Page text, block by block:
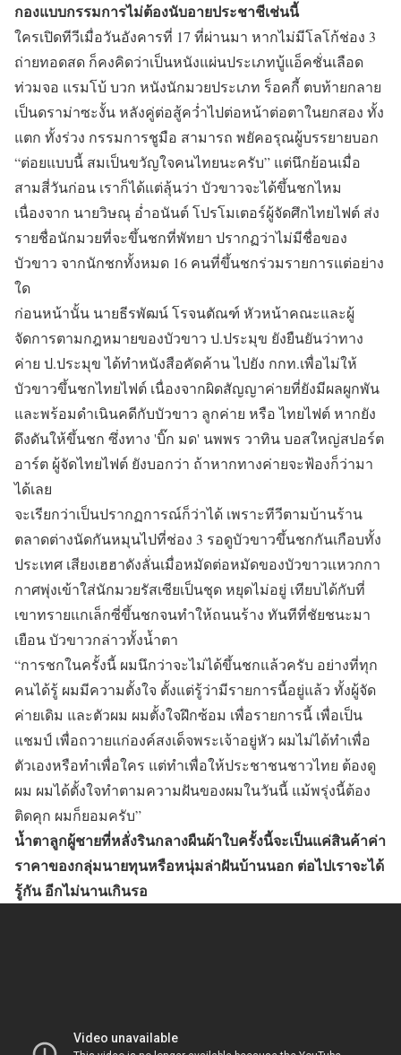
กองแบบกรรมการไม่ต้องนับอายประชาชีเช่นนี้
ใครเปิดทีวีเมื่อวันอังคารที่ 17 ที่ผ่านมา หากไม่มีโลโก้ช่อง 3
ถ่ายทอดสด ก็คงคิดว่าเป็นหนังแผ่นประเภทบู้แอ็คชั่นเลือด
ท่วมจอ แรมโบ้ บวก หนังนักมวยประเภท ร็อคกี้ ตบท้ายกลาย
เป็นดราม่าซะงั้น หลังคู่ต่อสู้คว่ำไปต่อหน้าต่อตาในยกสอง ทั้ง
แตก ทั้งร่วง กรรมการชูมือ สามารถ พยัคอรุณผู้บรรยายบอก
“ต่อยแบบนี้ สมเป็นขวัญใจคนไทยนะครับ” แต่นึกย้อนเมื่อ
สามสี่วันก่อน เราก็ได้แต่ลุ้นว่า บัวขาวจะได้ขึ้นชกไหม
เนื่องจาก นายวิษณุ อ่ำอนันต์ โปรโมเตอร์ผู้จัดศึกไทยไฟต์ ส่ง
รายชื่อนักมวยที่จะขึ้นชกที่พัทยา ปรากฏว่าไม่มีชื่อของ
บัวขาว จากนักชกทั้งหมด 16 คนที่ขึ้นชกร่วมรายการแต่อย่าง
ใด
ก่อนหน้านั้น นายธีรพัฒน์ โรจนตัณฑ์ หัวหน้าคณะและผู้
จัดการตามกฎหมายของบัวขาว ป.ประมุข ยังยืนยันว่าทาง
ค่าย ป.ประมุข ได้ทำหนังสือคัดค้าน ไปยัง กกท.เพื่อไม่ให้
บัวขาวขึ้นชกไทยไฟต์ เนื่องจากผิดสัญญาค่ายที่ยังมีผลผูกพัน
และพร้อมดำเนินคดีกับบัวขาว ลูกค่าย หรือ ไทยไฟต์ หากยัง
ดึงดันให้ขึ้นชก ซึ่งทาง 'บิ๊ก มด' นพพร วาทิน บอสใหญ่สปอร์ต
อาร์ต ผู้จัดไทยไฟต์ ยังบอกว่า ถ้าหากทางค่ายจะฟ้องก็ว่ามา
ได้เลย
จะเรียกว่าเป็นปรากฏการณ์ก็ว่าได้ เพราะทีวีตามบ้านร้าน
ตลาดต่างนัดกันหมุนไปที่ช่อง 3 รอดูบัวขาวขึ้นชกกันเกือบทั้ง
ประเทศ เสียงเฮฮาดังลั่นเมื่อหมัดต่อหมัดของบัวขาวแหวกกา
กาศพุ่งเข้าใส่นักมวยรัสเซียเป็นชุด หยุดไม่อยู่ เทียบได้กับที่
เขาทรายแกเล็กซี่ขึ้นชกจนทำให้ถนนร้าง ทันทีที่ชัยชนะมา
เยือน บัวขาวกล่าวทั้งน้ำตา
“การชกในครั้งนี้ ผมนึกว่าจะไม่ได้ขึ้นชกแล้วครับ อย่างที่ทุก
คนได้รู้ ผมมีความตั้งใจ ตั้งแต่รู้ว่ามีรายการนี้อยู่แล้ว ทั้งผู้จัด
ค่ายเดิม และตัวผม ผมตั้งใจฝึกซ้อม เพื่อรายการนี้ เพื่อเป็น
แชมป์ เพื่อถวายแก่องค์สงเด็จพระเจ้าอยู่หัว ผมไม่ได้ทำเพื่อ
ตัวเองหรือทำเพื่อใคร แต่ทำเพื่อให้ประชาชนชาวไทย ต้องดู
ผม ผมได้ตั้งใจทำตามความฝันของผมในวันนี้ แม้พรุ่งนี้ต้อง
ติดคุก ผมก็ยอมครับ”
น้ำตาลูกผู้ชายที่หลั่งรินกลางผืนผ้าใบครั้งนี้จะเป็นแค่สินค้าค่า
ราคาของกลุ่มนายทุนหรือหนุ่มล่าฝันบ้านนอก ต่อไปเราจะได้
รู้กัน อีกไม่นานเกินรอ